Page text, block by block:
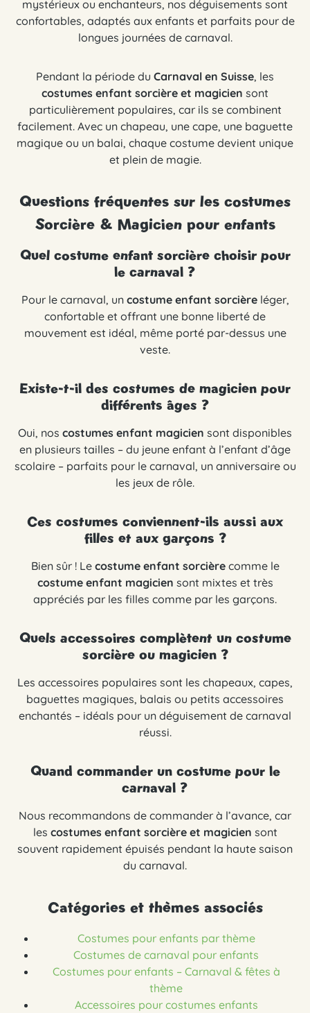
mystérieux ou enchanteurs, nos déguisements sont
confortables, adaptés aux enfants et parfaits pour de
longues journées de carnaval.
Pendant la période du Carnaval en Suisse, les
costumes enfant sorcière et magicien sont
particulièrement populaires, car ils se combinent
facilement. Avec un chapeau, une cape, une baguette
magique ou un balai, chaque costume devient unique
et plein de magie.
Questions fréquentes sur les costumes
Sorcière & Magicien pour enfants
Quel costume enfant sorcière choisir pour
le carnaval ?
Pour le carnaval, un costume enfant sorcièreléger,
confortable et offrant une bonne liberté de
mouvement est idéal, même porté par-dessus une
veste.
Existe-t-il des costumes de magicien pour
différents âges ?
Oui, nos costumes enfant magicien sont disponibles
en plusieurs tailles – du jeune enfant à l’enfant d’âge
scolaire – parfaits pour le carnaval, un anniversaire ou
les jeux de rôle.
Ces costumes conviennent-ils aussi aux
filles et aux garçons ?
Bien sûr ! Le costume enfant sorcièrecomme le
costume enfant magicien sont mixtes et très
appréciés par les filles comme par les garçons.
Quels accessoires complètent un costume
sorcière ou magicien ?
Les accessoires populaires sont les chapeaux, capes,
baguettes magiques, balais ou petits accessoires
enchantés – idéals pour un déguisement de carnaval
réussi.
Quand commander un costume pour le
carnaval ?
Nous recommandons de commander à l’avance, car
les costumes enfant sorcière et magicien sont
souvent rapidement épuisés pendant la haute saison
du carnaval.
Catégories et thèmes associés
Costumes pour enfants par thème
Costumes de carnaval pour enfants
Costumes pour enfants – Carnaval & fêtes à
thème
Accessoires pour costumes enfants